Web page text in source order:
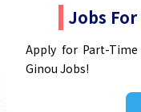
Jobs
Apply for Part-
Ginou Jobs!